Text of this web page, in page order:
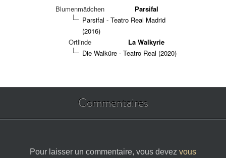
Blumenmädchen
Parsifal
Parsifal - Teatro Real Madrid
(2016)
Ortlinde
La Walkyrie
Die Walküre - Teatro Real (2020)
Commentaires
Pour laisser un commentaire, vous devez vous